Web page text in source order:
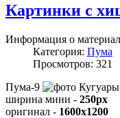
Картинки с
Информация о
Категория: Пума
Просмотров: 321
Пума-9
ширина мини - 250px
оригинал - 1600x1200